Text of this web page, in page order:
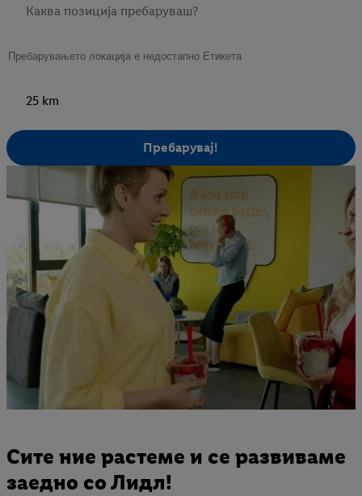
25 km
Пребарувај!
Сите ние растеме и се развиваме
заедно со Лидл!